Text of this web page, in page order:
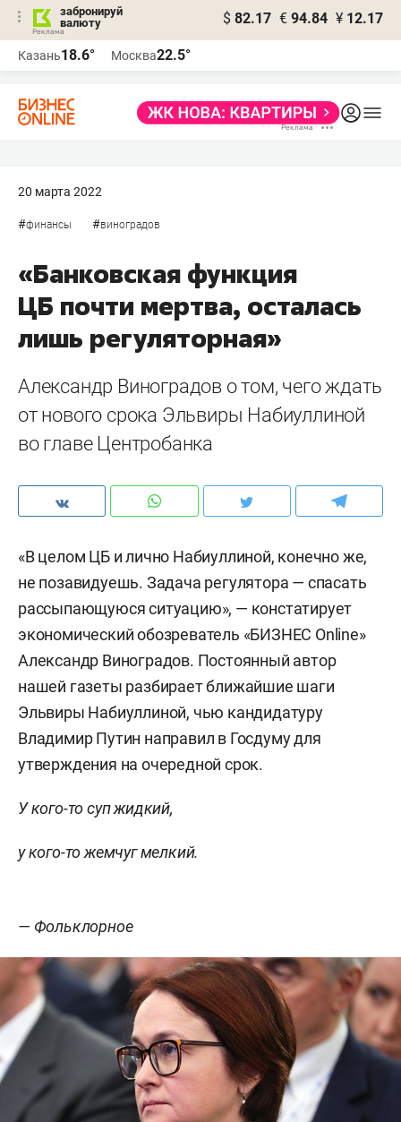
забронируй
валюту
$ 82.17 € 94.84 ¥ 12.17
Казань18.6° Москва22.5°
20 марта 2022
#финансы #виноградов
«Банковская функция
ЦБ почти мертва, осталась
лишь регуляторная»
Александр Виноградов о том, чего ждать
от нового срока Эльвиры Набиуллиной
во главе Центробанка
«В целом ЦБ и лично Набиуллиной, конечно же,
не позавидуешь. Задача регулятора — спасать
рассыпающуюся ситуацию», — констатирует
экономический обозреватель «БИЗНЕС Online»
Александр Виноградов. Постоянный автор
нашей газеты разбирает ближайшие шаги
Эльвиры Набиуллиной, чью кандидатуру
Владимир Путин направил в Госдуму для
утверждения на очередной срок.
У кого-то суп жидкий,
у кого-то жемчуг мелкий.
— Фольклорное